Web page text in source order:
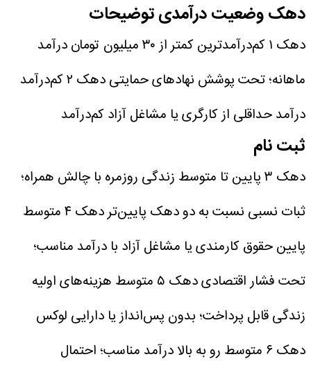
دهک وضعیت درآمدی توضیحات
دهک ۱ کم‌درآمدترین کمتر از ۳۰ میلیون تومان درآمد
ماهانه؛ تحت پوشش نهاد‌های حمایتی
دهک ۲ کم‌درآمد
درآمد حداقلی از کارگری یا مشاغل آزاد کم‌درآمد
ثبت نام
دهک ۳ پایین تا متوسط زندگی روزمره با چالش همراه؛
ثبات نسبی نسبت به دو دهک پایین‌تر
دهک ۴ متوسط
پایین حقوق کارمندی یا مشاغل آزاد با درآمد مناسب؛
تحت فشار اقتصادی
دهک ۵ متوسط هزینه‌های اولیه
زندگی قابل پرداخت؛ بدون پس‌انداز یا دارایی لوکس
دهک ۶ متوسط رو به بالا درآمد مناسب؛ احتمال